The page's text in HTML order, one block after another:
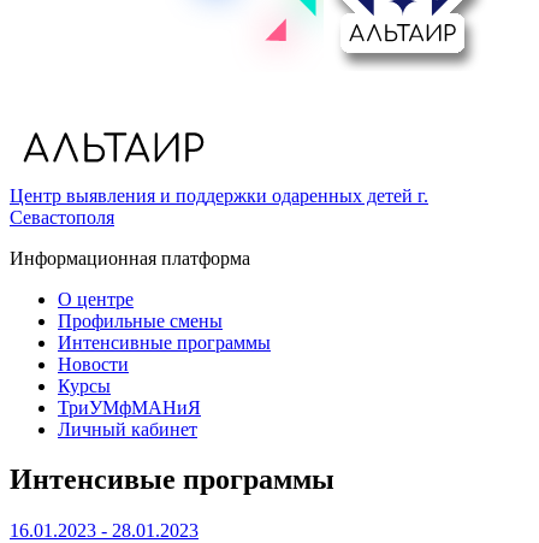
Центр выявления и поддержки одаренных детей г.
Севастополя
Информационная платформа
О центре
Профильные смены
Интенсивные программы
Новости
Курсы
ТриУМфМАНиЯ
Личный кабинет
Интенсивые программы
16.01.2023 - 28.01.2023